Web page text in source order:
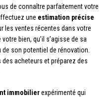
de connaître parfaitement votre
une estimation précise
les ventes récentes dans votre
bien, qu’il s’agisse de sa
son potentiel de rénovation.
acheteurs et préparez des
immobilierexpérimenté qui